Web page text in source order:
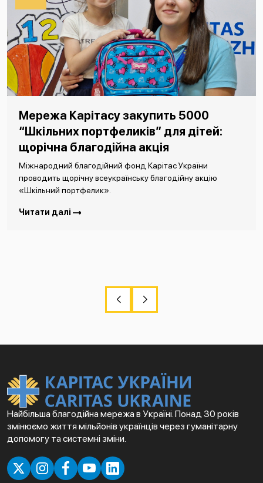
Мережа Карітасу закупить 5000
“Шкільних портфеликів” для дітей:
щорічна благодійна акція
Міжнародний благодійний фонд Карітас України
проводить щорічну всеукраїнську благодійну акцію
«Шкільний портфелик».
Читати далі
Найбільша благодійна мережа в Україні. Понад 30 років
змінюємо життя мільйонів українців через гуманітарну
допомогу та системні зміни.